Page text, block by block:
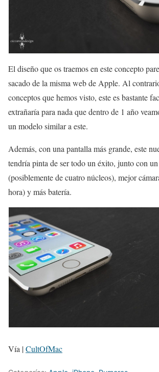
El diseño que os traemos en este concepto
sacado de la misma web de Apple. Al
conceptos que hemos visto, este es bastante
extrañaría para nada que dentro de 1 año
un modelo similar a este.
Además, con una pantalla más grande, este
tendría pinta de ser todo un éxito, junto con
(posiblemente de cuatro núcleos), mejor
hora) y más batería.
Vía |CultOfMac